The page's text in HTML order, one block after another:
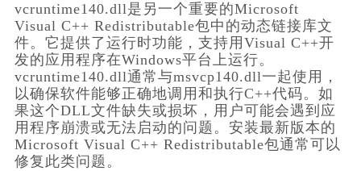
vcruntime140.dll是另一个重要的Microsoft
Visual C++ Redistributable包中的动态链接库文
件。它提供了运行时功能，支持用Visual C++开
发的应用程序在Windows平台上运行。
vcruntime140.dll通常与msvcp140.dll一起使用，
以确保软件能够正确地调用和执行C++代码。如
果这个DLL文件缺失或损坏，用户可能会遇到应
用程序崩溃或无法启动的问题。安装最新版本的
Microsoft Visual C++ Redistributable包通常可以
修复此类问题。